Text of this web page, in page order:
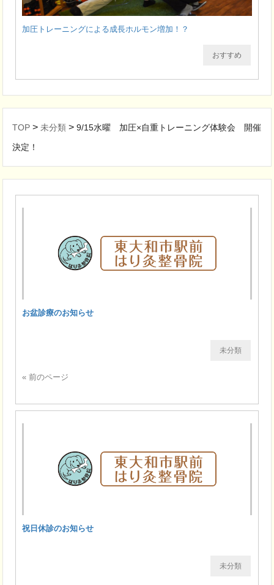
加圧トレーニングによる成長ホルモン増加！？
おすすめ
TOP > 未分類 >9/15水曜 加圧×自重トレーニング体験会 開催
決定！
お盆診療のお知らせ
未分類
« 前のページ
祝日休診のお知らせ
未分類